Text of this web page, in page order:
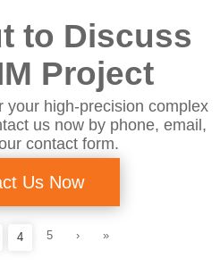
to Discuss
Project
your high-precision complex
us now by phone, email,
contact form.
Us Now
4 5 › »